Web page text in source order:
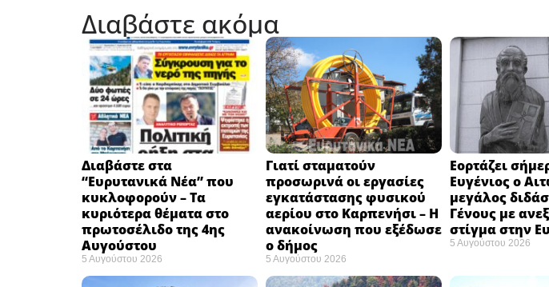
Διαβάστε ακόμα
Διαβάστε στα
“Ευρυτανικά Νέα” που
κυκλοφορούν – Τα
κυριότερα θέματα στο
πρωτοσέλιδο της 4ης
Αυγούστου
5 Αυγούστου 2026
Γιατί σταματούν
προσωρινά οι εργασίες
εγκατάστασης φυσικού
αερίου στο Καρπενήσι – Η
ανακοίνωση που εξέδωσε
ο δήμος
5 Αυγούστου 2026
Εορτάζει
Ευγένιος ο
μεγάλος
Γένους με
στίγμα στην
5 Αυγούστου 2026